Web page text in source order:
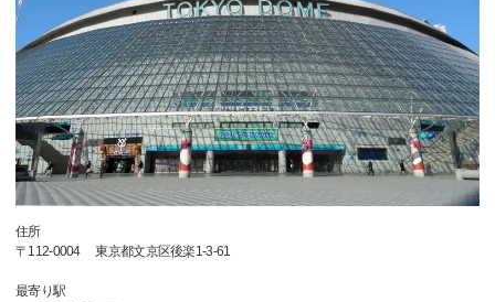
住所
〒112-0004 東京都文京区後楽1-3-61
最寄り駅